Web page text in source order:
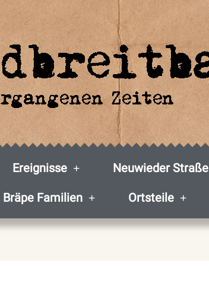
Ereignisse Neuwieder Straße
Bräpe Familien Ortsteile